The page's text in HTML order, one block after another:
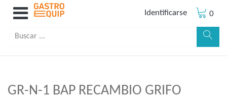
Identificarse 0
GR-N-1 BAP RECAMBIO GRIFO